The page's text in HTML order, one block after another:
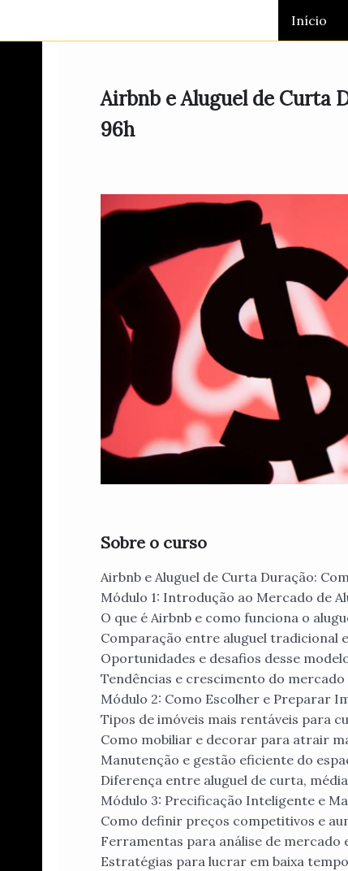
Início
Airbnb e Aluguel de Curta
96h
Sobre o curso
Airbnb e Aluguel de Curta Duração:
Módulo 1: Introdução ao Mercado de
O que é Airbnb e como funciona o
Comparação entre aluguel tradicional
Oportunidades e desafios desse
Tendências e crescimento do
Módulo 2: Como Escolher e Preparar
Tipos de imóveis mais rentáveis para
Como mobiliar e decorar para atrair
Manutenção e gestão eficiente do
Diferença entre aluguel de curta,
Módulo 3: Precificação Inteligente e
Como definir preços competitivos e
Ferramentas para análise de mercado
Estratégias para lucrar em baixa